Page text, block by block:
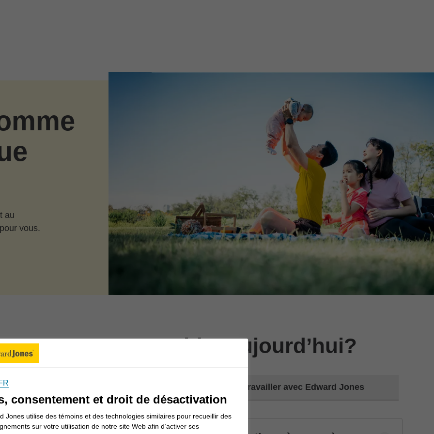
au
vous.
nous vous aider aujourd’hui?
Travailler avec Edward Jones
consentement et droit de désactivation
Jones utilise des témoins et des technologies similaires pour recueillir des
sur votre utilisation de notre site Web afin d’activer ses